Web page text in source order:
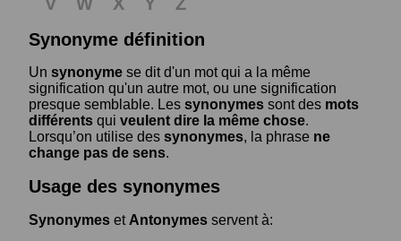
Synonyme définition
Un synonyme se dit d'un mot qui a la même
signification qu'un autre mot, ou une signification
presque semblable. Les synonymes sont des mots
différents qui veulent dire la même chose.
Lorsqu’on utilise des synonymes, la phrase ne
change pas de sens.
Usage des synonymes
Synonymes et Antonymes servent à: